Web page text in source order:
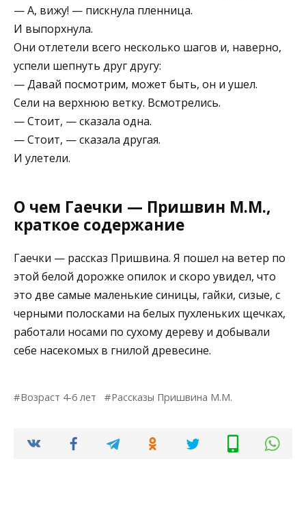
— А, вижу! — пискнула пленница.
И выпорхнула.
Они отлетели всего несколько шагов и, наверно,
успели шепнуть друг другу:
— Давай посмотрим, может быть, он и ушел.
Сели на верхнюю ветку. Всмотрелись.
— Стоит, — сказала одна.
— Стоит, — сказала другая.
И улетели.
О чем Гаечки — Пришвин М.М.,
краткое содержание
Гаечки — рассказ Пришвина. Я пошел на ветер по
этой белой дорожке опилок и скоро увидел, что
это две самые маленькие синицы, гайки, сизые, с
черными полосками на белых пухленьких щечках,
работали носами по сухому дереву и добывали
себе насекомых в гнилой древесине.
Возраст 4-6 лет Рассказы Пришвина М.М.